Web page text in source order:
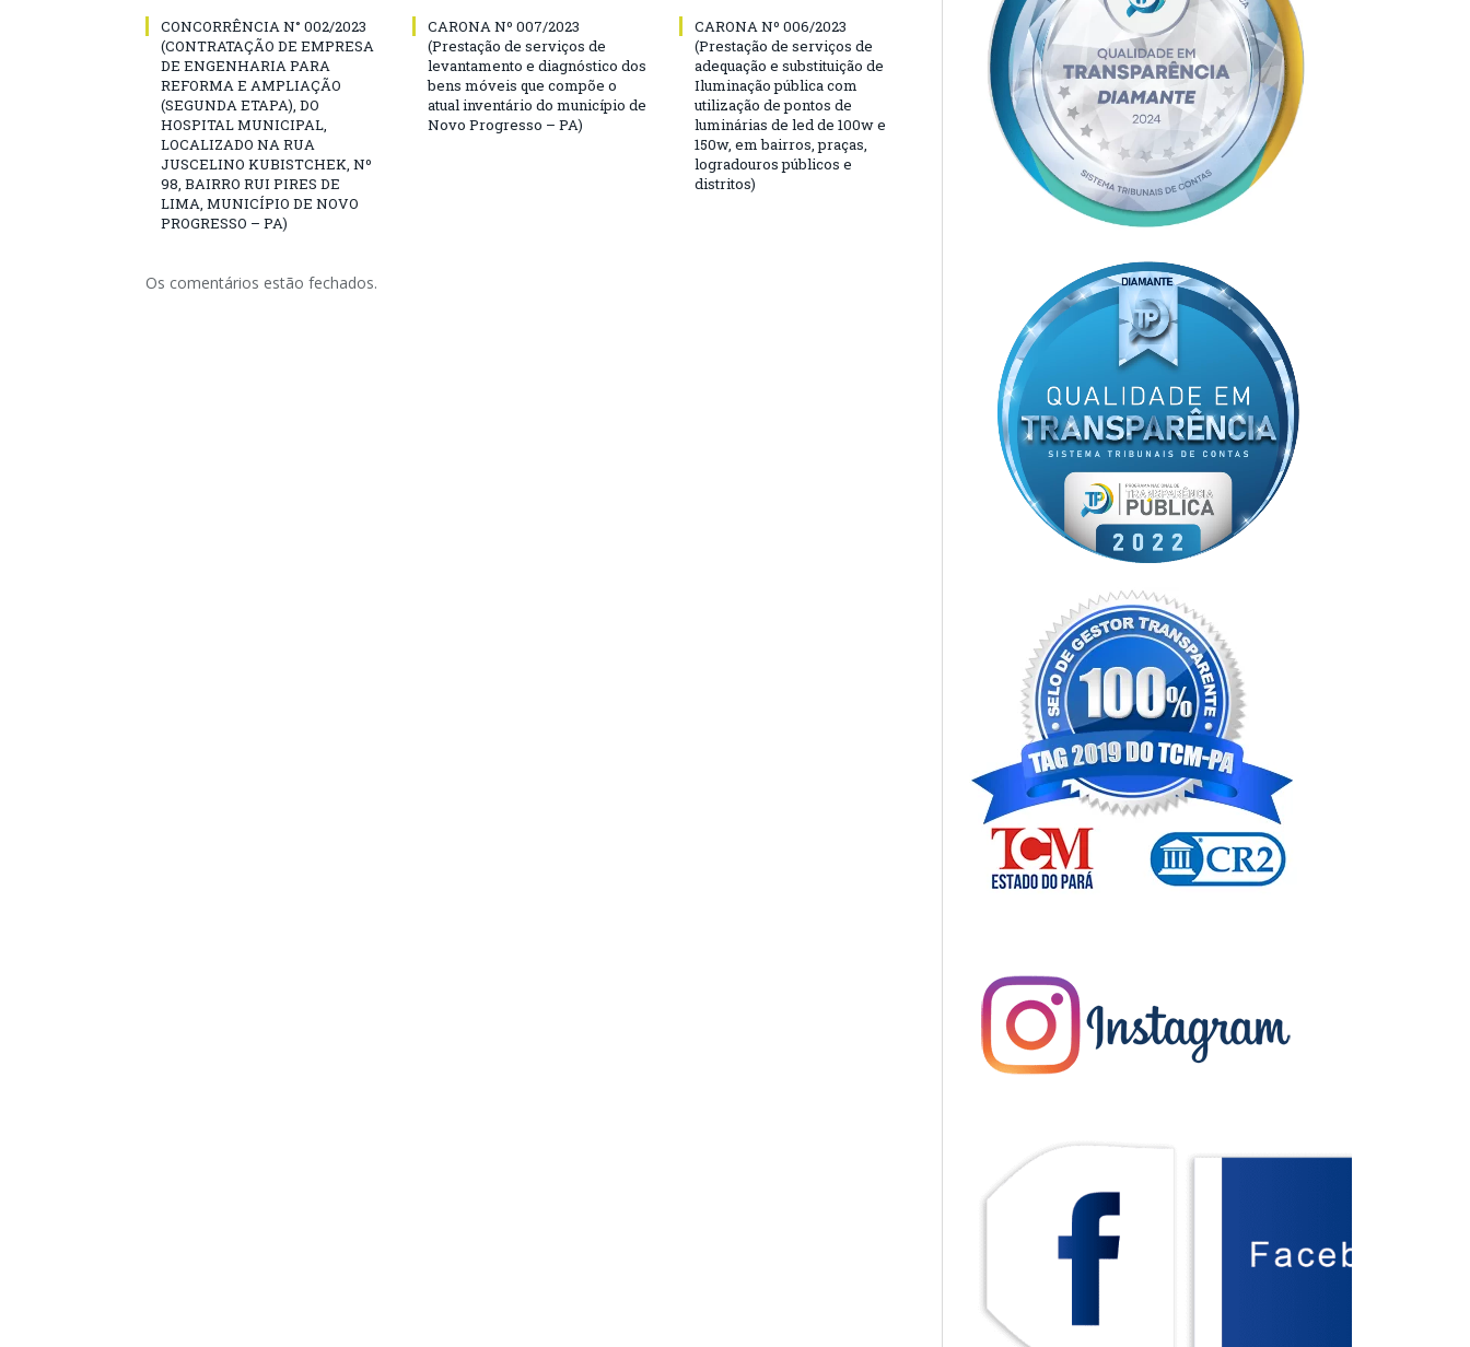
CONCORRÊNCIA N° 002/2023
(CONTRATAÇÃO DE EMPRESA
DE ENGENHARIA PARA
REFORMA E AMPLIAÇÃO
(SEGUNDA ETAPA), DO
HOSPITAL MUNICIPAL,
LOCALIZADO NA RUA
JUSCELINO KUBISTCHEK, Nº
98, BAIRRO RUI PIRES DE
LIMA, MUNICÍPIO DE NOVO
PROGRESSO – PA)
CARONA Nº 007/2023
(Prestação de serviços de
levantamento e diagnóstico dos
bens móveis que compõe o
atual inventário do município de
Novo Progresso – PA)
CARONA Nº 006/2023
(Prestação de serviços de
adequação e substituição de
Iluminação pública com
utilização de pontos de
luminárias de led de 100w e
150w, em bairros, praças,
logradouros públicos e
distritos)
Os comentários estão fechados.